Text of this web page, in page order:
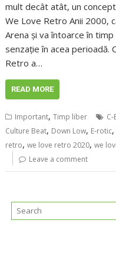
mult decât atât, un
We Love Retro Anii 2000,
Arena și va întoarce în
senzație în acea perioadă.
Retro a…
READ MORE
Important,Timp liber
Culture Beat, Down Low, E-rotic,
retro,we love retro 2020,we
Leave a comment